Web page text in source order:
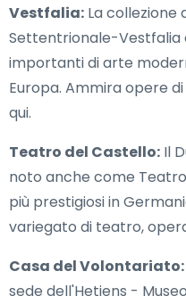
Vestfalia: La collezione
Settentrionale-Vestfalia
importanti di arte
Europa. Ammira opere
qui.
Teatro del Castello: Il
noto anche come
più prestigiosi in
variegato di teatro,
Casa del Volontariato:
sede dell'Hetjens -